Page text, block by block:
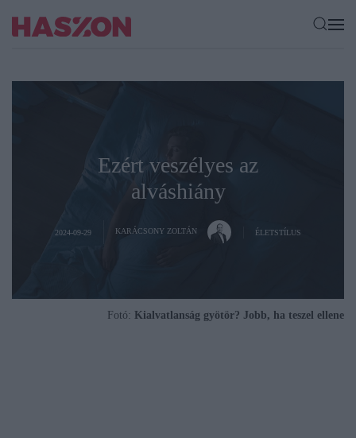
Ezért veszélyes az
alváshiány
2024-09-29 KARÁCSONY ZOLTÁN ÉLETSTÍLUS
Fotó: Kialvatlanság gyötör? Jobb, ha teszel ellene